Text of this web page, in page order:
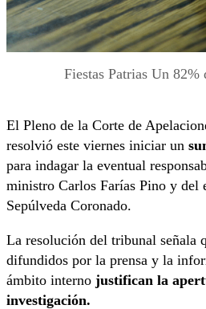
Fiestas Patrias Un 82%
El Pleno de la Corte de
resolvió este viernes iniciar un
para indagar la eventual
ministro Carlos Farías Pino y del
Sepúlveda Coronado.
La resolución del tribunal señala
difundidos por la prensa y la
ámbito interno justifican la
investigación.